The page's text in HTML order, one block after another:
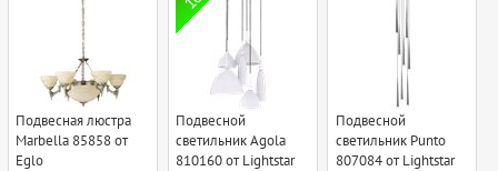
Подвесная люстра
Marbella 85858 от
Eglo
Подвесной
светильник Agola
810160 от Lightstar
Подвесной
светильник Punto
807084 от Lightstar